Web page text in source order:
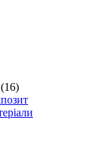
(16)